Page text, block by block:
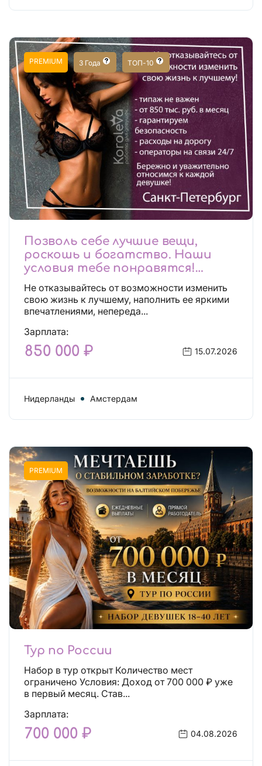
PREMIUM 3 Года ТОП-10
Позволь себе лучшие вещи,
роскошь и богатство. Наши
условия тебе понравятся!
Действительно отличные
условия и поддержка!
Не отказывайтесь от возможности изменить
свою жизнь к лучшему, наполнить ее яркими
впечатлениями, непереда...
Зарплата:
850 000 ₽ 15.07.2026
Нидерланды Амстердам
PREMIUM
Тур по России
Набор в тур открыт Количество мест
ограничено Условия: Доход от 700 000 ₽ уже
в первый месяц. Став...
Зарплата:
700 000 ₽ 04.08.2026